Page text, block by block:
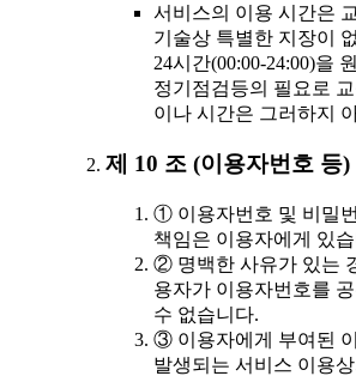
서비스의 이용 시간은
기술상 특별한 지장이
24시간(00:00-24:00)을
정기점검등의 필요로
이나 시간은 그러하지
제 10 조 (이용자번호 등)
① 이용자번호 및 비밀
책임은 이용자에게 있
② 명백한 사유가 있는
용자가 이용자번호를
수 없습니다.
③ 이용자에게 부여된
발생되는 서비스 이용